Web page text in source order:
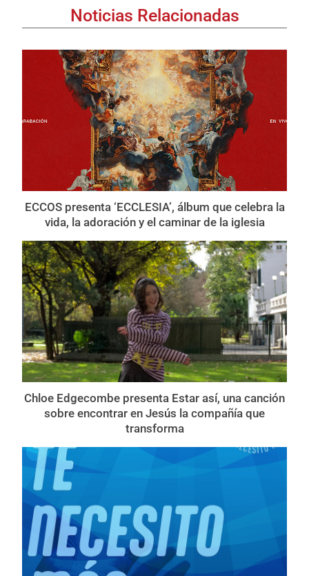
Noticias Relacionadas
ECCOS presenta ‘ECCLESIA’, álbum que celebra la
vida, la adoración y el caminar de la iglesia
Chloe Edgecombe presenta Estar así, una canción
sobre encontrar en Jesús la compañía que
transforma